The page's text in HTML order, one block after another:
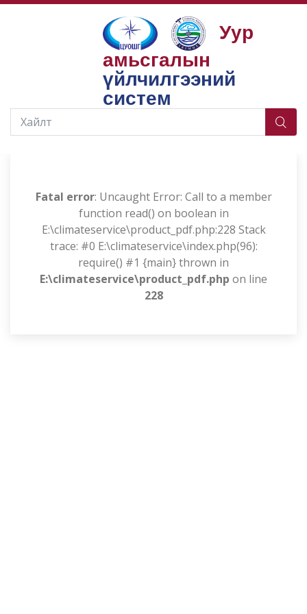
Уур
амьсгалын
үйлчилгээний
систем
Үндэсний тодорхойлсон хувь нэмэр (NDC) бичиг
баримттай холбогдох суурь мэдээлэл
Fatal error: Uncaught Error: Call to a member
function read() on boolean in
E:\climateservice\product_pdf.php:228 Stack
trace: #0 E:\climateservice\index.php(96):
require() #1 {main} thrown in
E:\climateservice\product_pdf.php on line
228